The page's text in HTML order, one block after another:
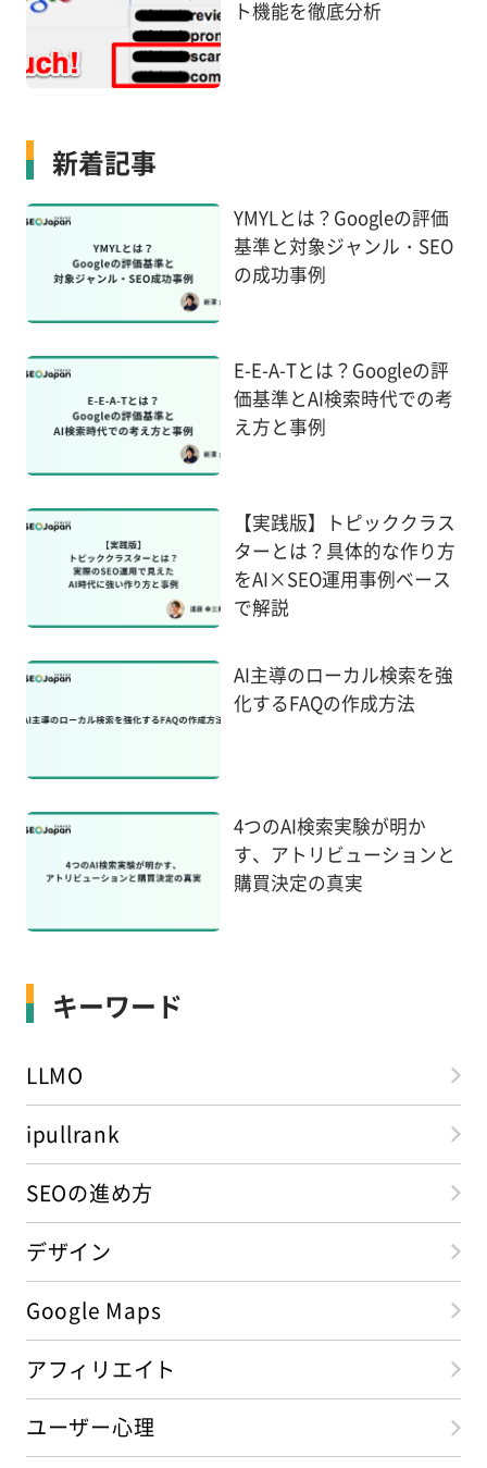
ト機能を徹底分析
新着記事
YMYLとは？Googleの評価
基準と対象ジャンル・SEO
の成功事例
E-E-A-Tとは？Googleの評
価基準とAI検索時代での考
え方と事例
【実践版】トピッククラス
ターとは？具体的な作り方
をAI×SEO運用事例ベース
で解説
AI主導のローカル検索を強
化するFAQの作成方法
4つのAI検索実験が明か
す、アトリビューションと
購買決定の真実
キーワード
LLMO
ipullrank
SEOの進め方
デザイン
Google Maps
アフィリエイト
ユーザー心理